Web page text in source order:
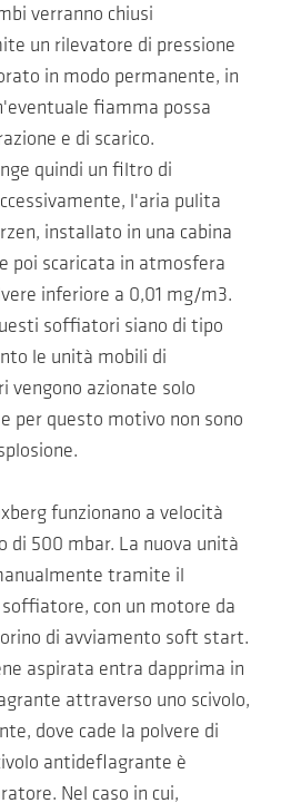
verranno chiusi
un rilevatore di pressione
in modo permanente, in
fiamma possa
e di scarico.
quindi un filtro di
l'aria pulita
installato in una cabina
poi scaricata in atmosfera
inferiore a 0,01 mg/m3.
soffiatori siano di tipo
le unità mobili di
vengono azionate solo
per questo motivo non sono
funzionano a velocità
di 500 mbar. La nuova unità
tramite il
con un motore da
di avviamento soft start.
aspirata entra dapprima in
attraverso uno scivolo,
dove cade la polvere di
antideflagrante è
Nel caso in cui,